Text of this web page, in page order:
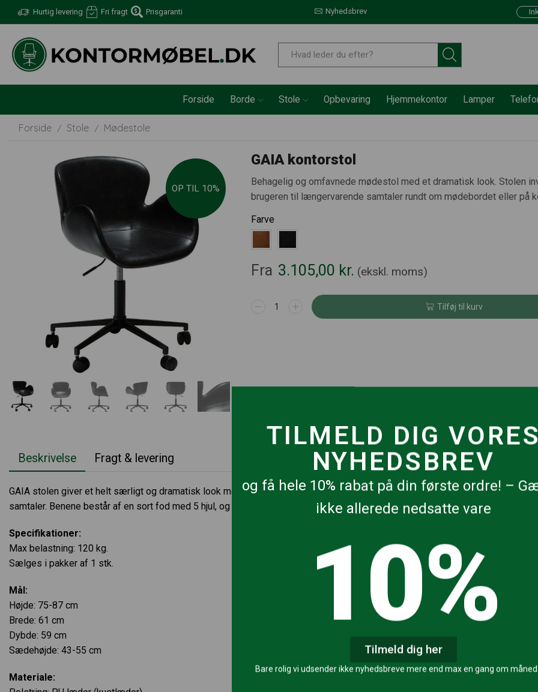
TILMELD DIG
NYHEDSBREV
og få hele 10% rabat på din første ordre! –
ikke allerede nedsatte vare
10%
Tilmeld dig her
Bare rolig vi udsender ikke nyhedsbreve mere end max en gang om
Hurtig levering Fri fragt Prisgaranti Nyhedsbrev
Forside Borde Stole Opbevaring Hjemmekontor Lamper
Forside / Stole / Mødestole
OP TIL 10%
GAIA kontorstol
Behagelig og omfavnede mødestol med et dramatisk look. Stolen
brugeren til længervarende samtaler rundt om mødebordet eller på
Farve
Fra 3.105,00 kr. (ekskl. moms)
Tilføj til kurv
Beskrivelse Fragt & levering
GAIA stolen giver et helt særligt og dramatisk look med sine flotte organiske kurver. Stolen har et behageligt og
samtaler. Benene består af en sort fod med 5 hjul, og er derved med til at øge funktionaliteten.
Specifikationer:
Max belastning: 120 kg.
Sælges i pakker af 1 stk.
Mål:
Højde: 75-87 cm
Brede: 61 cm
Dybde: 59 cm
Sædehøjde: 43-55 cm
Materiale: